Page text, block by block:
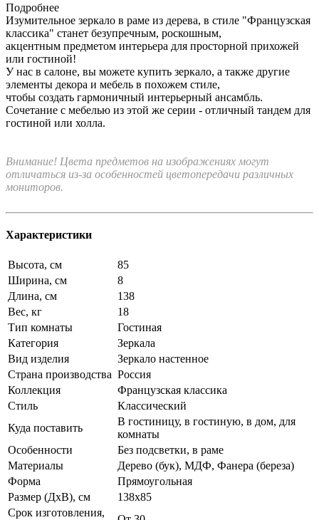
Подробнее
Изумительное зеркало в раме из дерева, в стиле "Французская
классика" станет безупречным, роскошным,
акцентным предметом интерьера для просторной прихожей
или гостиной!
У нас в салоне, вы можете купить зеркало, а также другие
элементы декора и мебель в похожем стиле,
чтобы создать гармоничный интерьерный ансамбль.
Сочетание с мебелью из этой же серии - отличный тандем для
гостиной или холла.
Внимание! Цвета предметов на изображениях могут
отличаться из-за особенностей цветопередачи различных
мониторов.
Характеристики
Высота, см
85
Ширина, см
8
Длина, см
138
Вес, кг
18
Тип комнаты
Гостиная
Категория
Зеркала
Вид изделия
Зеркало настенное
Страна производства Россия
Коллекция
Французская классика
Стиль
Классический
Куда поставить
В гостиницу, в гостиную, в дом, для
комнаты
Особенности
Без подсветки, в раме
Материалы
Дерево (бук), МДФ, Фанера (береза)
Форма
Прямоугольная
Размер (ДхВ), см
138х85
Срок изготовления,